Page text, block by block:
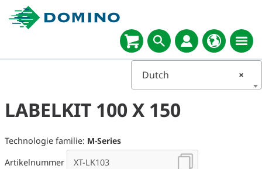
Select
language
×
Dutch
LABELKIT 100 X 150
Technologie familie: M-Series
Artikelnummer